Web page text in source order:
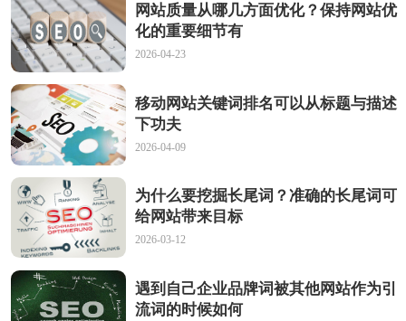
网站质量从哪几方面优化？保持网站优
化的重要细节有
2026-04-23
移动网站关键词排名可以从标题与描述
下功夫
2026-04-09
为什么要挖掘长尾词？准确的长尾词可
给网站带来目标
2026-03-12
遇到自己企业品牌词被其他网站作为引
流词的时候如何